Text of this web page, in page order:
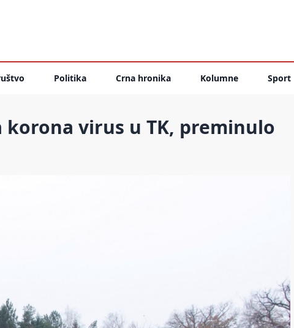
Politika Crna hronika Kolumne Sport
korona virus u TK, preminulo